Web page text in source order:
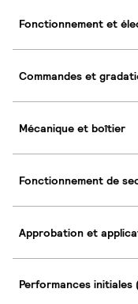
Fonctionnement et
Commandes et
Mécanique et boîtier
Fonctionnement de
Approbation et
Performances